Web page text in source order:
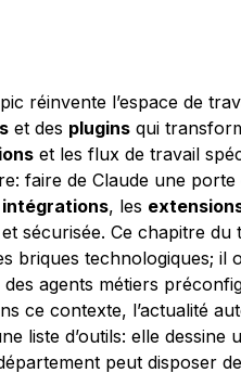
réinvente l’espace de
et des plugins qui
et les flux de travail
faire de Claude une porte
intégrations, les
sécurisée. Ce chapitre du
briques technologiques; il
agents métiers
ce contexte, l’actualité
liste d’outils: elle
peut disposer